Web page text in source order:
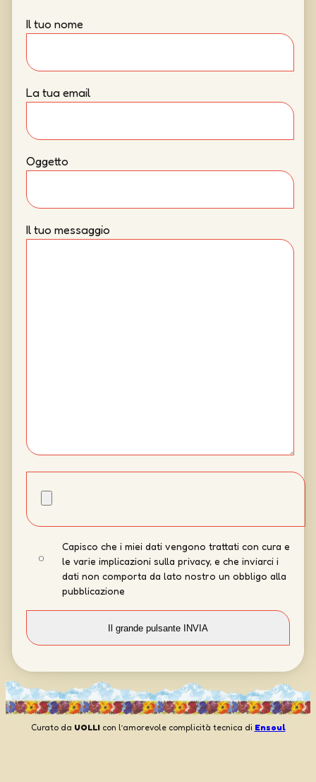
Il tuo nome
La tua email
Oggetto
Il tuo messaggio
Capisco che i miei dati vengono trattati con cura e
le varie implicazioni sulla privacy, e che inviarci i
dati non comporta da lato nostro un obbligo alla
pubblicazione
Curato da UOLLIcon l’amorevole complicità tecnica di Ensoul